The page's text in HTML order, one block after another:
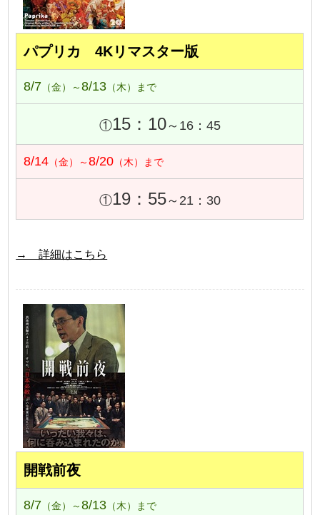
パプリカ 4Kリマスター版
8/7 （金）～8/13 （木）まで
①15：10～16：45
8/14 （金）～8/20 （木）まで
①19：55～21：30
→ 詳細はこちら
開戦前夜
8/7 （金）～8/13 （木）まで